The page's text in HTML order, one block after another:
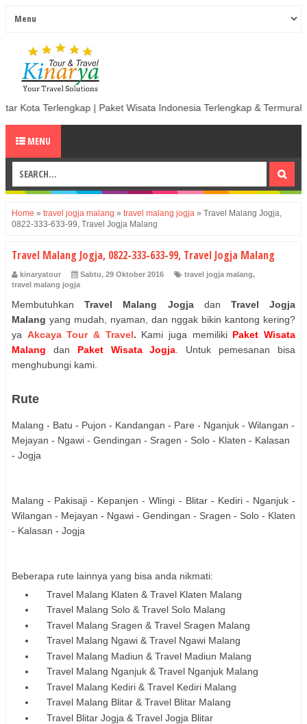
| Paket Wisata Indonesia Terlengkap & Termurah | Sewa
MENU
Home » travel jogja malang » travel malang jogja » Travel Malang Jogja,
0822-333-633-99, Travel Jogja Malang
Travel Malang Jogja, 0822-333-633-99, Travel Jogja Malang
kinaryatour Sabtu, 29 Oktober 2016 travel jogja malang,
travel malang jogja
MembutuhkanTravel Malang Jogjadan Travel Jogja
Malang yang mudah, nyaman, dan nggak bikin kantong kering?
ya Akcaya Tour & Travel. Kami juga memiliki Paket Wisata
Malang dan Paket Wisata Jogja
Untuk pemesanan bisa
menghubungi kami.
Rute
Malang - Batu - Pujon - Kandangan - Pare - Nganjuk - Wilangan -
Mejayan - Ngawi - Gendingan - Sragen - Solo - Klaten - Kalasan
- Jogja
Malang - Pakisaji - Kepanjen - Wlingi - Blitar - Kediri - Nganjuk -
Wilangan - Mejayan - Ngawi - Gendingan - Sragen - Solo - Klaten
- Kalasan - Jogja
Beberapa rute lainnya yang bisa anda nikmati:
Travel Malang Klaten & Travel Klaten Malang
Travel Malang Solo & Travel Solo Malang
Travel Malang Sragen & Travel Sragen Malang
Travel Malang Ngawi & Travel Ngawi Malang
Travel Malang Madiun & Travel Madiun Malang
Travel Malang Nganjuk & Travel Nganjuk Malang
Travel Malang Kediri & Travel Kediri Malang
Travel Malang Blitar & Travel Blitar Malang
Travel Blitar Jogja & Travel Jogja Blitar